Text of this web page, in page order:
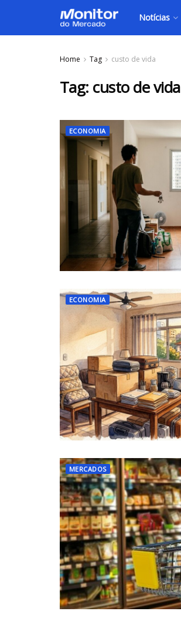
Notícias
Home Tag custo de vida
Tag: custo de vida
ECONOMIA
ECONOMIA
MERCADOS